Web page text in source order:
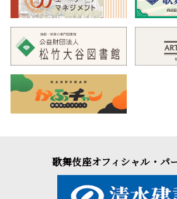
歌舞伎座オフィシャル・パ